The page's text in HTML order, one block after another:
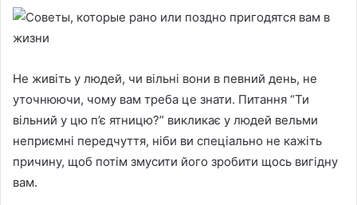
Не живіть у людей, чи вільні вони в певний день, не
уточнюючи, чому вам треба це знати. Питання “Ти
вільний у цю п’є ятницю?” викликає у людей вельми
неприємні передчуття, ніби ви спеціально не кажіть
причину, щоб потім змусити його зробити щось вигідну
вам.